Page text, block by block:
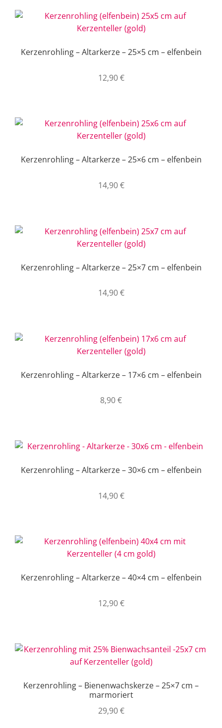
Kerzenrohling – Altarkerze – 25×5 cm – elfenbein
12,90€
Kerzenrohling – Altarkerze – 25×6 cm – elfenbein
14,90€
Kerzenrohling – Altarkerze – 25×7 cm – elfenbein
14,90€
Kerzenrohling – Altarkerze – 17×6 cm – elfenbein
8,90€
Kerzenrohling – Altarkerze – 30×6 cm – elfenbein
14,90€
Kerzenrohling – Altarkerze – 40×4 cm – elfenbein
12,90€
Kerzenrohling – Bienenwachskerze – 25×7 cm –
marmoriert
29,90€